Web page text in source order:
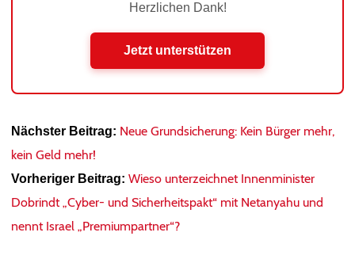
Herzlichen Dank!
Jetzt unterstützen
Nächster Beitrag: Neue Grundsicherung: Kein Bürger mehr,
kein Geld mehr!
Vorheriger Beitrag: Wieso unterzeichnet Innenminister
Dobrindt „Cyber- und Sicherheitspakt“ mit Netanyahu und
nennt Israel „Premiumpartner“?